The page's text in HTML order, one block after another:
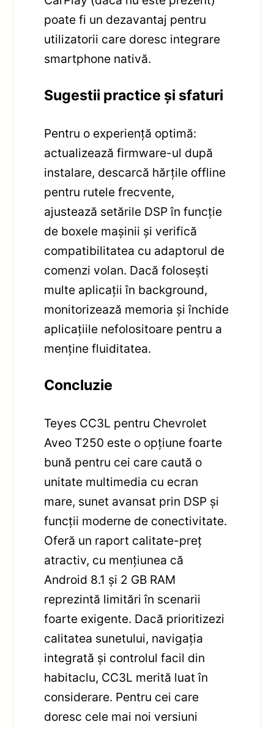
poate fi un dezavantaj pentru
utilizatorii care doresc integrare
smartphone nativă.
Sugestii practice și sfaturi
Pentru o experiență optimă:
actualizează firmware-ul după
instalare, descarcă hărțile offline
pentru rutele frecvente,
ajustează setările DSP în funcție
de boxele mașinii și verifică
compatibilitatea cu adaptorul de
comenzi volan. Dacă folosești
multe aplicații în background,
monitorizează memoria și închide
aplicațiile nefolositoare pentru a
menține fluiditatea.
Concluzie
Teyes CC3L pentru Chevrolet
Aveo T250 este o opțiune foarte
bună pentru cei care caută o
unitate multimedia cu ecran
mare, sunet avansat prin DSP și
funcții moderne de conectivitate.
Oferă un raport calitate-preț
atractiv, cu mențiunea că
Android 8.1 și 2 GB RAM
reprezintă limitări în scenarii
foarte exigente. Dacă prioritizezi
calitatea sunetului, navigația
integrată și controlul facil din
habitaclu, CC3L merită luat în
considerare. Pentru cei care
doresc cele mai noi versiuni